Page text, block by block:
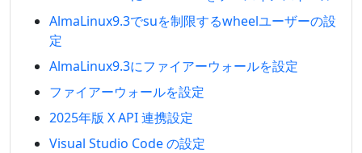
AlmaLinux9.3でsuを制限するwheelユーザーの設
定
AlmaLinux9.3にファイアーウォールを設定
ファイアーウォールを設定
2025年版 X API 連携設定
Visual Studio Code の設定